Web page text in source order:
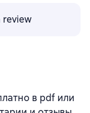
review
в pdf или